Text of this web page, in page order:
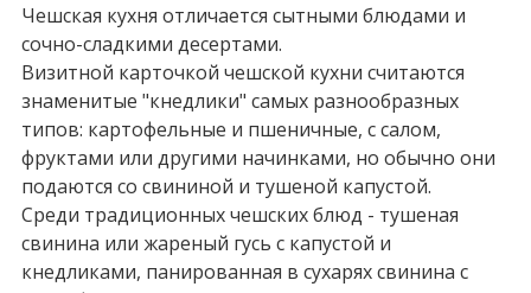
Чешская кухня отличается сытными блюдами и
сочно-сладкими десертами.
Визитной карточкой чешской кухни считаются
знаменитые "кнедлики" самых разнообразных
типов: картофельные и пшеничные, с салом,
фруктами или другими начинками, но обычно они
подаются со свининой и тушеной капустой.
Среди традиционных чешских блюд - тушеная
свинина или жареный гусь с капустой и
кнедликами, панированная в сухарях свинина с